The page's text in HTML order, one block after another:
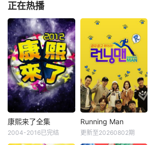
正在热播
康熙来了全集
2004-2016已完结
Running Man
更新至20260802期